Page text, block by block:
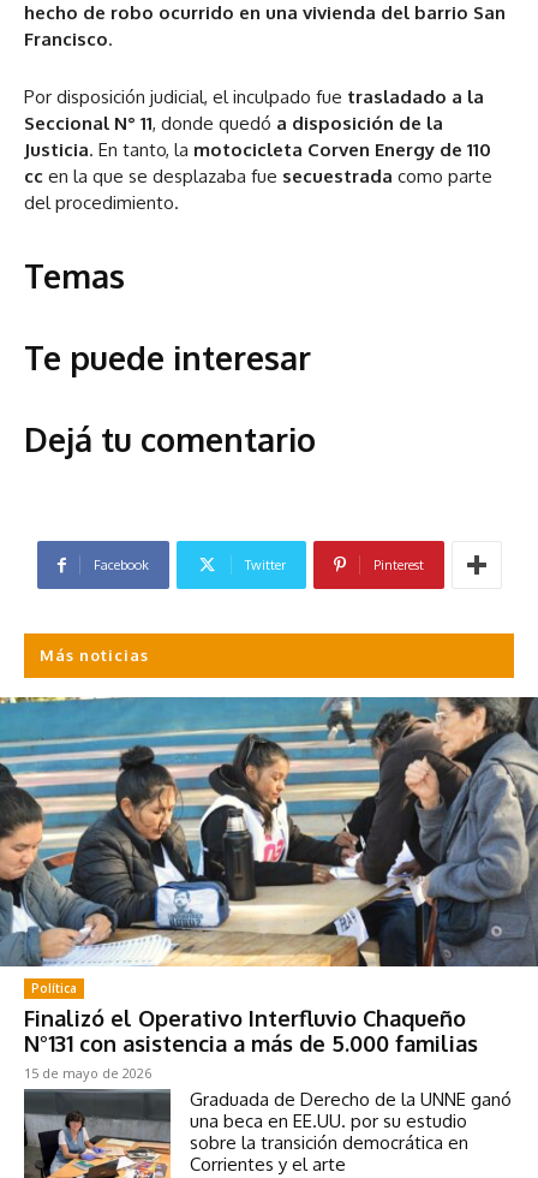
hecho de robo ocurrido en una vivienda del barrio San
Francisco.
Por disposición judicial, el inculpado fue trasladado a la
Seccional N° 11, donde quedó a disposición de la
Justicia. En tanto, la motocicleta Corven Energy de 110
cc en la que se desplazaba fue secuestrada como parte
del procedimiento.
Temas
Te puede interesar
Dejá tu comentario
Facebook Twitter Pinterest
Más noticias
Política
Finalizó el Operativo Interfluvio Chaqueño
N°131 con asistencia a más de 5.000 familias
15 de mayo de 2026
Graduada de Derecho de la UNNE ganó
una beca en EE.UU. por su estudio
sobre la transición democrática en
Corrientes y el arte